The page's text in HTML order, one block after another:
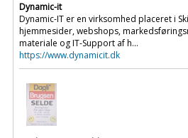
Dynamic-it
Dynamic-IT er en virksomhed placeret i
hjemmesider, webshops,
materiale og IT-Support af h...
https://www.dynamicit.dk